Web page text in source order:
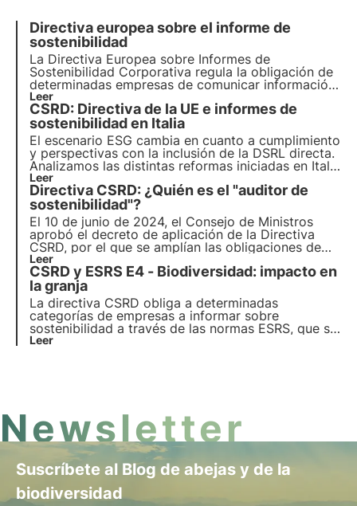
Directiva europea sobre el informe de
sostenibilidad
La Directiva Europea sobre Informes de
Sostenibilidad Corporativa regula la obligación de
determinadas empresas de comunicar información
no financiera mediante la elaboración de un
Informe de Sostenibilidad. Analizamos en detalle
los objetivos de la Directiva y cómo deben
alcanzarlos las empresas.
Leer
CSRD: Directiva de la UE e informes de
sostenibilidad en Italia
El escenario ESG cambia en cuanto a cumplimiento
y perspectivas con la inclusión de la DSRL directa.
Analizamos las distintas reformas iniciadas en Italia
con el objetivo de aventajar a otros países de la
UE en la transición sostenible.
Leer
Directiva CSRD: ¿Quién es el "auditor de
sostenibilidad"?
El 10 de junio de 2024, el Consejo de Ministros
aprobó el decreto de aplicación de la Directiva
CSRD, por el que se amplían las obligaciones de
información y se introduce la figura del "auditor de
sostenibilidad" para certificar la conformidad de
los informes de sostenibilidad. Más información en
este artículo.
Leer
CSRD y ESRS E4 - Biodiversidad: impacto en
la granja
La directiva CSRD obliga a determinadas
categorías de empresas a informar sobre
sostenibilidad a través de las normas ESRS, que se
basan en el principio de doble materialidad. En
Leer
Newsletter
Suscríbete al Blog de abejas y de la
biodiversidad